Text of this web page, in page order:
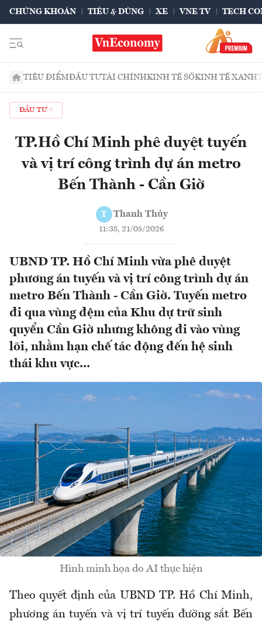
CHỨNG KHOÁN TIÊU & DÙNG XE VNE TV TECH
TIÊU ĐIỂMĐẦU TƯTÀI CHÍNHKINH TẾ SỐKINH TẾ XANH
ĐẦU TƯ
TP.Hồ Chí Minh phê duyệt tuyến
và vị trí công trình dự án metro
Bến Thành - Cần Giờ
T Thanh Thủy
11:38, 21/05/2026
UBND TP. Hồ Chí Minh vừa phê duyệt
phương án tuyến và vị trí công trình dự án
metro Bến Thành - Cần Giờ. Tuyến metro
đi qua vùng đệm của Khu dự trữ sinh
quyển Cần Giờ nhưng không đi vào vùng
lõi, nhằm hạn chế tác động đến hệ sinh
thái khu vực...
Hình minh họa do AI thực hiện
Theo quyết định của UBND TP. Hồ Chí Minh,
phương án tuyến và vị trí tuyến đường sắt Bến